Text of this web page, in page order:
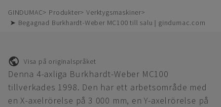
GINDUMAC Produkter
Verktygsmaskiner
➤ Begagnad Burkhardt-Weber MC100 till salu | gindumac.com
Visa på originalspråket
Denna 4-axliga Burkhardt-Weber MC100
tillverkades 1998. Den har ett arbetsområde med
en X-axelrörelse på 3 000 mm, en Y-axelrörelse på